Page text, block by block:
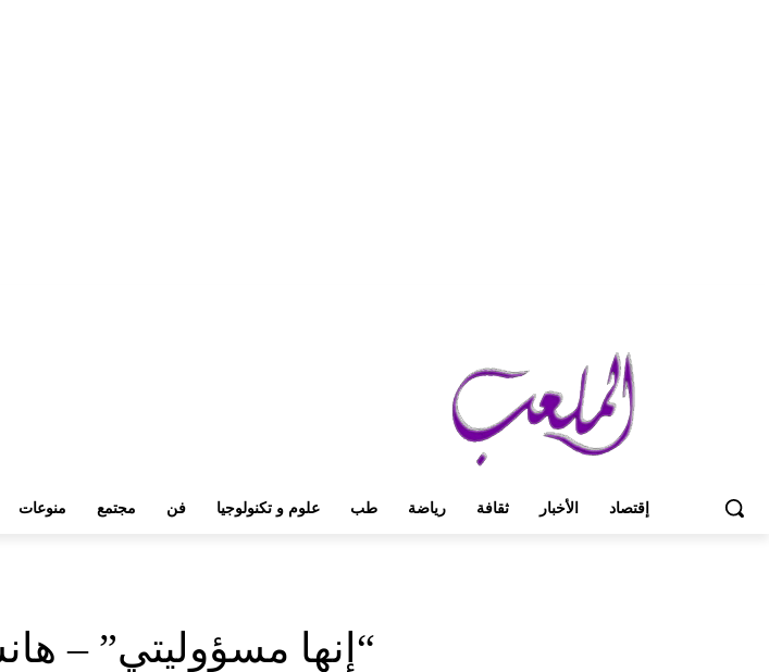
إقتصاد الأخبار ثقافة رياضة طب علوم و تكنولوجيا فن مجتمع منوعات
“إنها مسؤوليتي” –